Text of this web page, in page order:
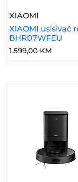
XIAOMI –
XIAOMI usisivač
BHR07WFEU
1.599,00 KM